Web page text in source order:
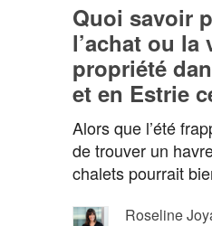
Quoi savoir
l’achat ou la
propriété
et en Estrie
Alors que l’été
de trouver un
chalets pourrait
Roseline